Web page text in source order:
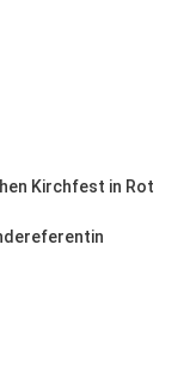
Kirchfest in Rot